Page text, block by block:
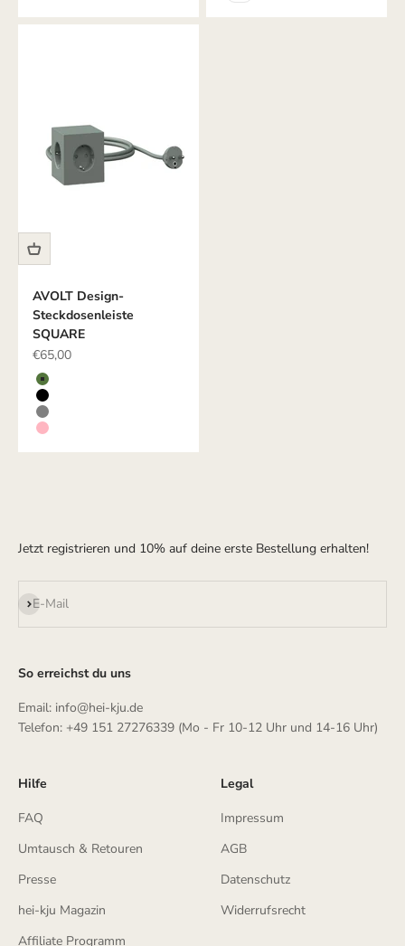
AVOLT Design-
Steckdosenleiste
SQUARE
Angebot
€65,00
Farbe
GRÜN
SCHWARZ
GRAU
ROSE
Jetzt registrieren und 10% auf deine erste Bestellung erhalten!
E-Mail
Abonnieren
So erreichst du uns
Email: info@hei-kju.de
Telefon: +49 151 27276339 (Mo - Fr 10-12 Uhr und 14-16 Uhr)
Hilfe
FAQ
Umtausch & Retouren
Presse
hei-kju Magazin
Affiliate Programm
Legal
Impressum
AGB
Datenschutz
Widerrufsrecht